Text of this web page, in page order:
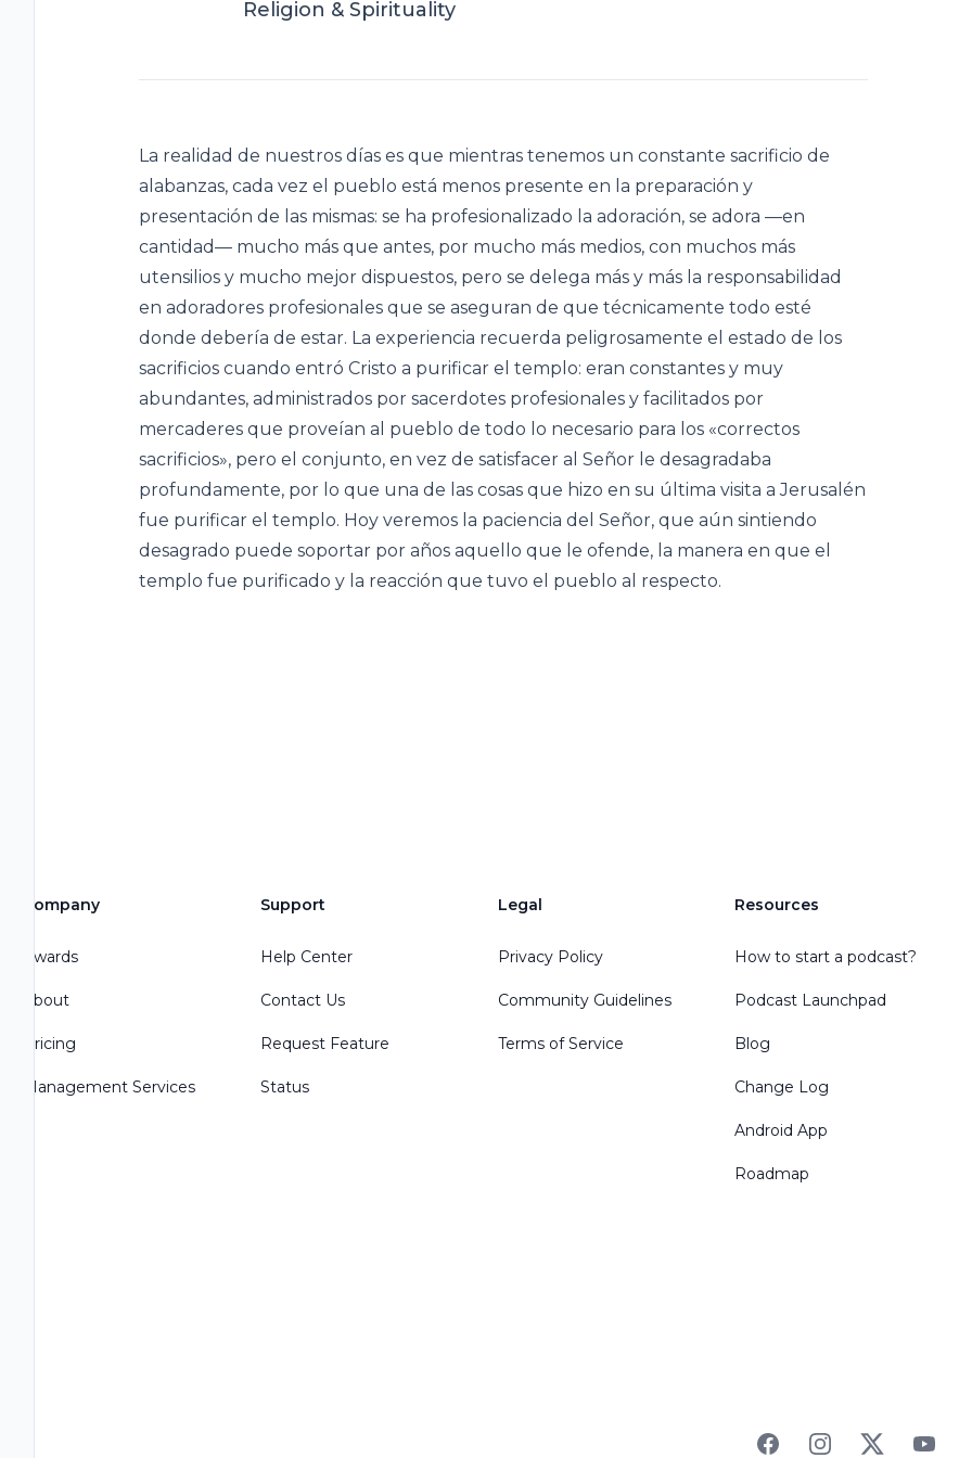
Religion & Spirituality
La realidad de nuestros días es que mientras tenemos un constante sacrificio de
alabanzas, cada vez el pueblo está menos presente en la preparación y
presentación de las mismas: se ha profesionalizado la adoración, se adora —en
cantidad— mucho más que antes, por mucho más medios, con muchos más
utensilios y mucho mejor dispuestos, pero se delega más y más la responsabilidad
en adoradores profesionales que se aseguran de que técnicamente todo esté
donde debería de estar. La experiencia recuerda peligrosamente el estado de los
sacrificios cuando entró Cristo a purificar el templo: eran constantes y muy
abundantes, administrados por sacerdotes profesionales y facilitados por
mercaderes que proveían al pueblo de todo lo necesario para los «correctos
sacrificios», pero el conjunto, en vez de satisfacer al Señor le desagradaba
profundamente, por lo que una de las cosas que hizo en su última visita a Jerusalén
fue purificar el templo. Hoy veremos la paciencia del Señor, que aún sintiendo
desagrado puede soportar por años aquello que le ofende, la manera en que el
templo fue purificado y la reacción que tuvo el pueblo al respecto.
Company
Awards
About
Pricing
Management Services
Support
Help Center
Contact Us
Request Feature
Status
Legal
Privacy Policy
Community Guidelines
Terms of Service
Resources
How to start a podcast?
Podcast Launchpad
Blog
Change Log
Android App
Roadmap
FacebookInstagramTwitter